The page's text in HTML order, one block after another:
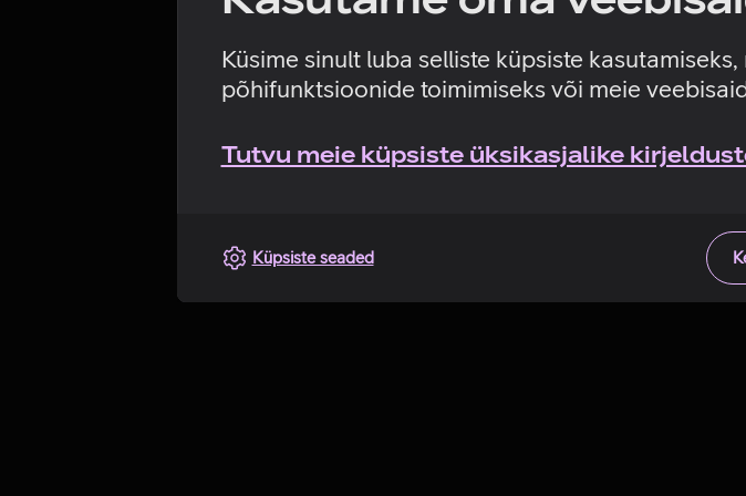
Küsime sinult luba selliste küpsiste
põhifunktsioonide toimimiseks või meie
Tutvu meie küpsiste üksikasjalike
Küpsiste seaded